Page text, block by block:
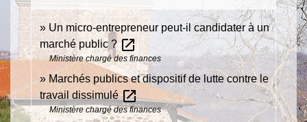
Un micro-entrepreneur peut-il candidater à un
marché public ?open_in_new
Ministère chargé des finances
Marchés publics et dispositif de lutte contre le
travail dissimuléopen_in_new
Ministère chargé des finances